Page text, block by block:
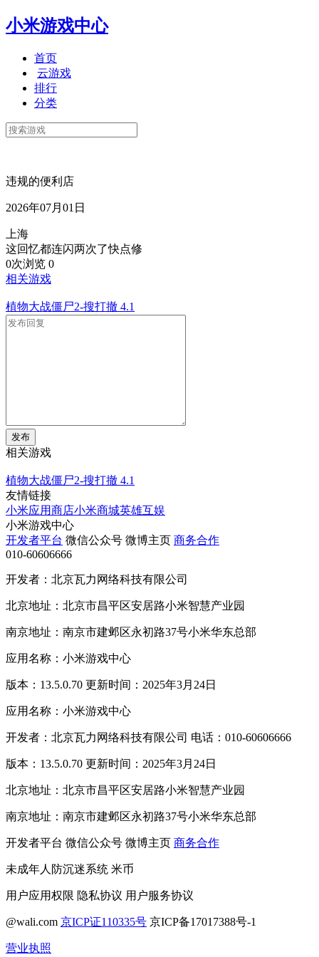
小米游戏中心
首页
云游戏
排行
分类
违规的便利店
2026年07月01日
上海
这回忆都连闪两次了快点修
0次浏览 0
相关游戏
植物大战僵尸2-搜打撤 4.1
发布
相关游戏
植物大战僵尸2-搜打撤 4.1
友情链接
小米应用商店小米商城英雄互娱
小米游戏中心
开发者平台 微信公众号 微博主页 商务合作
010-60606666
开发者：北京瓦力网络科技有限公司
北京地址：北京市昌平区安居路小米智慧产业园
南京地址：南京市建邺区永初路37号小米华东总部
应用名称：小米游戏中心
版本：13.5.0.70 更新时间：2025年3月24日
应用名称：小米游戏中心
开发者：北京瓦力网络科技有限公司 电话：010-60606666
版本：13.5.0.70 更新时间：2025年3月24日
北京地址：北京市昌平区安居路小米智慧产业园
南京地址：南京市建邺区永初路37号小米华东总部
开发者平台 微信公众号 微博主页 商务合作
未成年人防沉迷系统 米币
用户应用权限 隐私协议 用户服务协议
@wali.com 京ICP证110335号 京ICP备17017388号-1
营业执照